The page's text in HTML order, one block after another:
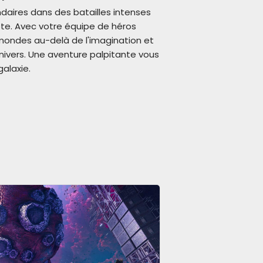
dans des batailles intenses
Avec votre équipe de héros
au-delà de l'imagination et
Une aventure palpitante vous